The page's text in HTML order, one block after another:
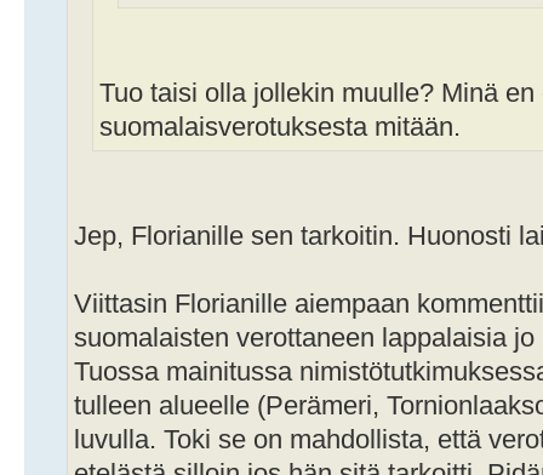
Tuo taisi olla jollekin muulle? Minä
suomalaisverotuksesta mitään.
Jep, Florianille sen tarkoitin. Huonosti
Viittasin Florianille aiempaan
suomalaisten verottaneen lappalaisia
Tuossa mainitussa
tulleen alueelle (Perämeri,
luvulla. Toki se on mahdollista, että